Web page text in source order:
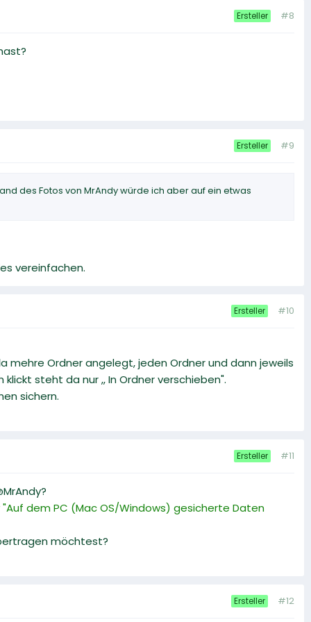
Ersteller #8
Ersteller #9
des Fotos von MrAndy würde ich aber auf ein etwas
vereinfachen.
Ersteller #10
mehre Ordner angelegt, jeden Ordner und dann jeweils
steht da nur ,, In Ordner verschieben".
sichern.
Ersteller #11
dem PC (Mac OS/Windows) gesicherte Daten
möchtest?
Ersteller #12